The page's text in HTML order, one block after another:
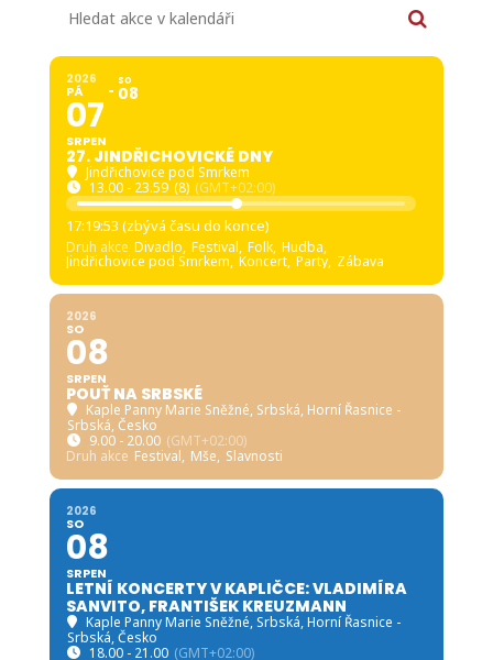
2026
PÁ
07
SRPEN
SO
08
27. JINDŘICHOVICKÉ DNY
Jindřichovice pod Smrkem
13.00 - 23.59 (8) (GMT+02:00)
17:19:52 (zbývá času do konce)
Druh akce Divadlo, Festival, Folk, Hudba,
Jindřichovice pod Smrkem, Koncert, Party, Zábava
2026
SO
08
SRPEN
POUŤ NA SRBSKÉ
Kaple Panny Marie Sněžné, Srbská, Horní Řasnice -
Srbská, Česko
9.00 - 20.00 (GMT+02:00)
Druh akce Festival, Mše, Slavnosti
2026
SO
08
SRPEN
LETNÍ KONCERTY V KAPLIČCE: VLADIMÍRA
SANVITO, FRANTIŠEK KREUZMANN
Kaple Panny Marie Sněžné, Srbská, Horní Řasnice -
Srbská, Česko
18.00 - 21.00 (GMT+02:00)